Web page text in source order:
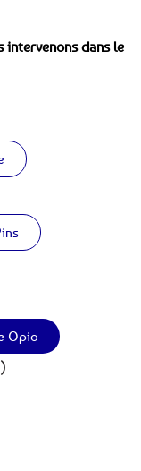
intervenons dans le
Opio